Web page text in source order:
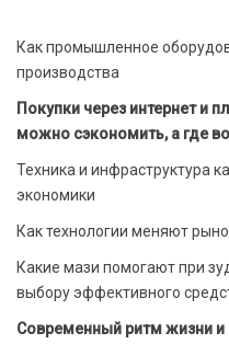
Как промышленное
производства
Покупки через интернет и
можно сэкономить, а где
Техника и инфраструктура
экономики
Как технологии меняют
Какие мази помогают при
выбору эффективного
Современный ритм жизни и